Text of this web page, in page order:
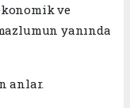
ve
yanında
anlar.